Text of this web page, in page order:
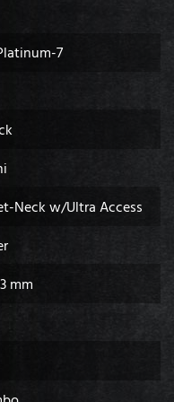
7
Neck w/Ultra Access
mm